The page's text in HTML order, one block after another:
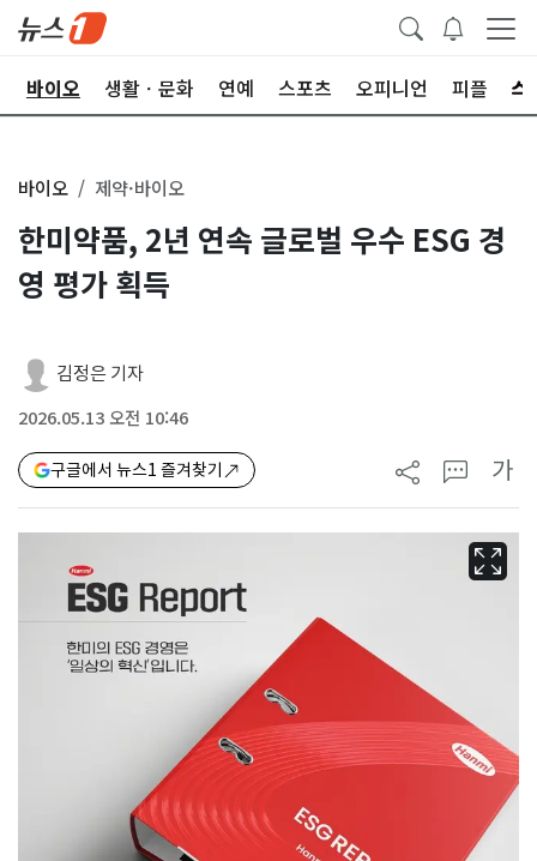
바이오 생활ㆍ문화 연예 스포츠 오피니언 피플
바이오 제약·바이오
한미약품, 2년 연속 글로벌 우수 ESG 경
영 평가 획득
김정은 기자
2026.05.13 오전 10:46
구글에서 뉴스1 즐겨찾기 가